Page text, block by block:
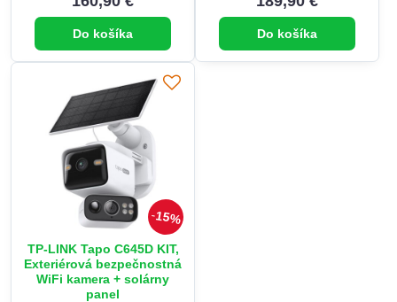
Do košíka Do košíka
15%
TP-LINK Tapo C645D KIT,
Exteriérová bezpečnostná
WiFi kamera + solárny
panel